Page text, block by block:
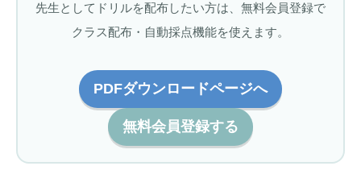
先生としてドリルを配布したい方は、無料会員登録で
クラス配布・自動採点機能を使えます。
PDFダウンロードページへ
無料会員登録する